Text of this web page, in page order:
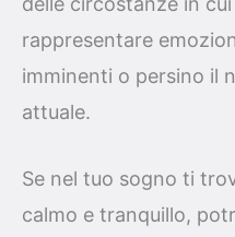
rappresentare
imminenti o persino il
attuale.
Se nel tuo sogno ti
calmo e tranquillo,